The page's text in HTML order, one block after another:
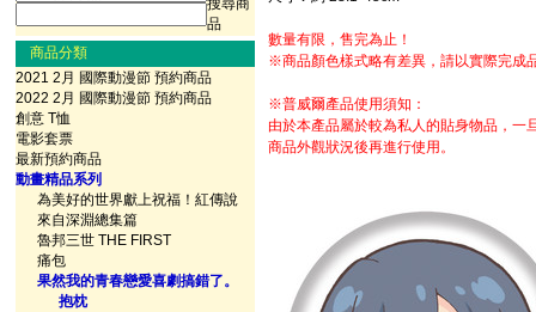
商品分類
2021 2月 國際動漫節 預約商品
2022 2月 國際動漫節 預約商品
創意 T恤
電影套票
最新預約商品
動畫精品系列
為美好的世界獻上祝福！紅傳說
來自深淵總集篇
魯邦三世 THE FIRST
痛包
果然我的青春戀愛喜劇搞錯了。
抱枕
數量有限，售完為止！
※商品顏色樣式略有差異，請以實際完成
※普威爾產品使用須知：
由於本產品屬於較為私人的貼身物品，一
商品外觀狀況後再進行使用。